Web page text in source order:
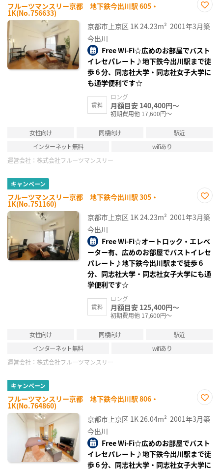
フルーツマンスリー京都 地下鉄今出川駅 605・
1K(No.756633)
に入
り登
京都市上京区 1K24.23m² 2001年3月築
今出川
Free Wi-Fi☆広めのお部屋でバスト
イレセパレート♪地下鉄今出川駅まで徒
歩６分、同志社大学・同志社女子大学に
も通学便利です☆
賃料
ロング
月額目安 140,400円～
初期費用他 17,600円～
女性向け 同棲向け
駅近
インターネット無料
wifiあり
運営会社： 株式会社フルーツマンスリー
キャンペーン
フルーツマンスリー京都 地下鉄今出川駅 305・
1K(No.751160)
に入
り登
京都市上京区 1K24.23m² 2001年3月築
今出川
Free Wi-Fi☆オートロック・エレベ
ーター有、広めのお部屋でバストイレセ
パレート♪地下鉄今出川駅まで徒歩６
分、同志社大学・同志社女子大学にも通
学便利です☆
賃料
ロング
月額目安 125,400円～
初期費用他 17,600円～
女性向け 同棲向け
駅近
インターネット無料
wifiあり
運営会社： 株式会社フルーツマンスリー
キャンペーン
フルーツマンスリー京都 地下鉄今出川駅 806・
1K(No.764860)
に入
り登
京都市上京区 1K26.04m² 2001年3月築
今出川
Free Wi-Fi☆広めのお部屋でバスト
イレセパレート♪地下鉄今出川駅まで徒
歩６分、同志社大学・同志社女子大学に